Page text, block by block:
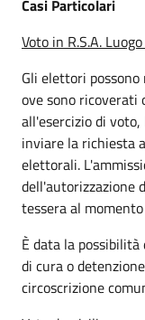
Casi Particolari
Voto in R.S.A.
Gli elettori
ove sono
all'esercizio di
inviare la richiesta
elettorali.
dell'autorizzazione
tessera al
È data la
di cura o
circoscrizione